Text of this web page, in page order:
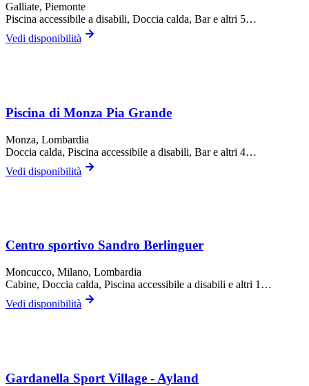
Galliate, Piemonte
Piscina accessibile a disabili, Doccia calda, Bare altri 5…
Vedi disponibilità
Piscina di Monza Pia Grande
Monza, Lombardia
Doccia calda, Piscina accessibile a disabili, Bare altri 4…
Vedi disponibilità
Centro sportivo Sandro Berlinguer
Moncucco, Milano, Lombardia
Cabine, Doccia calda, Piscina accessibile a disabili e altri 1…
Vedi disponibilità
Gardanella Sport Village - Ayland